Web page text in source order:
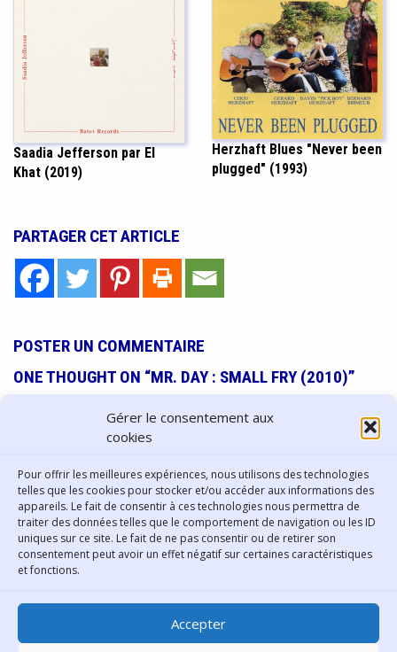
Gérer le consentement aux
cookies
Pour offrir les meilleures expériences, nous utilisons des technologies
telles que les cookies pour stocker et/ou accéder aux informations des
appareils. Le fait de consentir à ces technologies nous permettra de
traiter des données telles que le comportement de navigation ou les ID
uniques sur ce site. Le fait de ne pas consentir ou de retirer son
consentement peut avoir un effet négatif sur certaines caractéristiques
et fonctions.
Accepter
Saadia Jefferson par El
Khat (2019)
Herzhaft Blues "Never been
plugged" (1993)
PARTAGER CET ARTICLE
POSTER UN COMMENTAIRE
ONE THOUGHT ON “MR. DAY : SMALL FRY (2010)”
Songs of love Plongée dans la scène soul de
Lyon (car elle en a une) area - Love Songs
Comments are closed.
Bibliothèque municipale de
Lyon